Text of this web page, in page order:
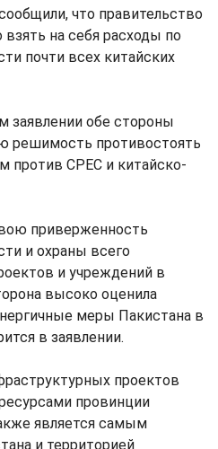
что правительство
на себя расходы по
почти всех китайских
заявлении обе стороны
решимость противостоять
против CPEC и китайско-
приверженность
и охраны всего
и учреждений в
высоко оценила
меры Пакистана в
в заявлении.
проектов
провинции
является самым
и территорией